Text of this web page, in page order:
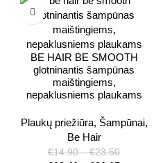
BE HAIR BE SMOOTH
glotninantis šampūnas
maištingiems,
nepaklusniems plaukams
Plaukų priežiūra, Šampūnai,
Be Hair
€14.90 – €23.50